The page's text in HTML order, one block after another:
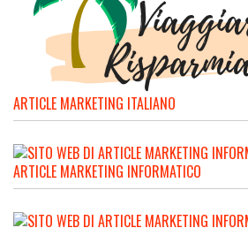
ARTICLE MARKETING ITALIANO
ARTICLE MARKETING INFORMATICO